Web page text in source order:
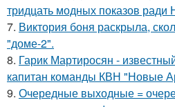
тридцать модных показов ради
7. Виктория боня раскрыла,
"доме-2".
8. Гарик Мартиросян -
капитан команды КВН "Новые
9. Очередные выходные =